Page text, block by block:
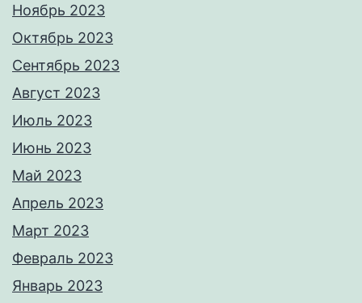
Ноябрь 2023
Октябрь 2023
Сентябрь 2023
Август 2023
Июль 2023
Июнь 2023
Май 2023
Апрель 2023
Март 2023
Февраль 2023
Январь 2023